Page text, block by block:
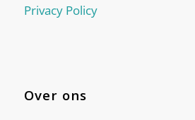
Privacy Policy
Over ons